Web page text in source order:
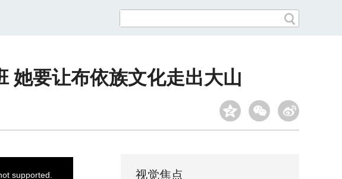
她要让布依族文化走出大山
supported. 视觉焦点